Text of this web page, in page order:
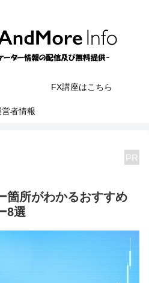
FX講座はこちら
営者情報
PR
箇所がわかるおすすめ
8選